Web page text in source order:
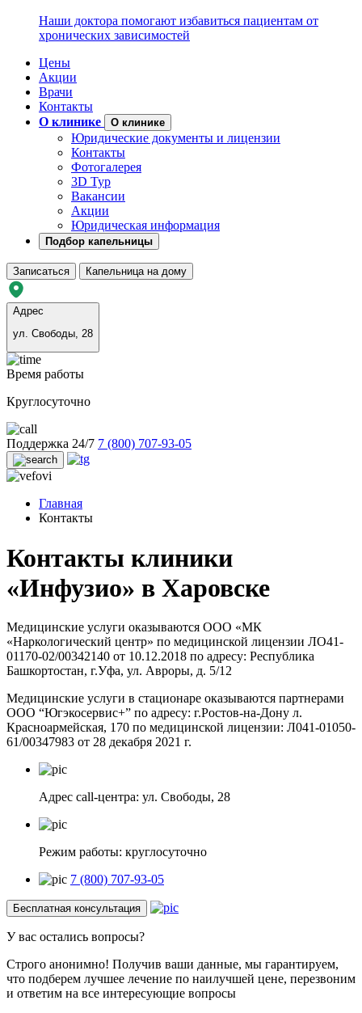
Наши доктора помогают избавиться пациентам от
хронических зависимостей
Цены
Акции
Врачи
Контакты
О клинике
О клинике
Юридические документы и лицензии
Контакты
Фотогалерея
3D Тур
Вакансии
Акции
Юридическая информация
Подбор капельницы
Записаться Капельница на дому
Адрес
ул. Свободы, 28
Время работы
Круглосуточно
Поддержка 24/7 7 (800) 707-93-05
Главная
Контакты
Контакты клиники
«Инфузио» в Харовске
Медицинские услуги оказываются ООО «МК
«Наркологический центр» по медицинской лицензии ЛО41-
01170-02/00342140 от 10.12.2018 по адресу: Республика
Башкортостан, г.Уфа, ул. Авроры, д. 5/12
Медицинские услуги в стационаре оказываются партнерами
ООО “Югэкосервис+” по адресу: г.Ростов-на-Дону л.
Красноармейская, 170 по медицинской лицензии: Л041-01050-
61/00347983 от 28 декабря 2021 г.
Адрес call-центра: ул. Свободы, 28
Режим работы: круглосуточно
7 (800) 707-93-05
Бесплатная консультация
У вас остались вопросы?
Строго анонимно! Получив ваши данные, мы гарантируем,
что подберем лучшее лечение по наилучшей цене, перезвоним
и ответим на все интересующие вопросы